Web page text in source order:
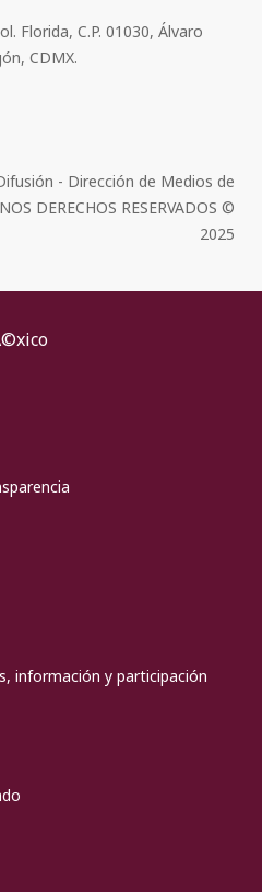
Florida, C.P. 01030, Álvaro
CDMX.
- Dirección de Medios de
DERECHOS RESERVADOS ©
2025
información y participación